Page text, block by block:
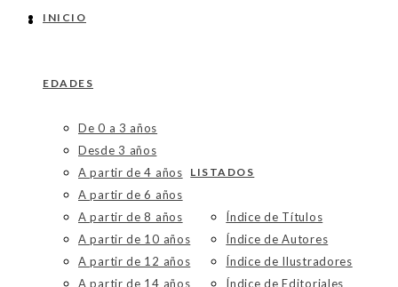
INICIO
EDADES
De 0 a 3 años
Desde 3 años
A partir de 4 años
A partir de 6 años
A partir de 8 años
A partir de 10 años
A partir de 12 años
A partir de 14 años
LISTADOS
Índice de Títulos
Índice de Autores
Índice de Ilustradores
Índice de Editoriales